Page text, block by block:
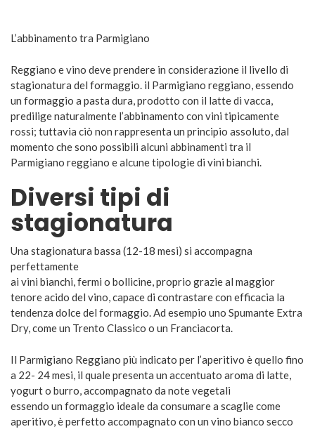
L’abbinamento tra Parmigiano
Reggiano e vino deve prendere in considerazione il livello di
stagionatura del formaggio. il Parmigiano reggiano, essendo
un formaggio a pasta dura, prodotto con il latte di vacca,
predilige naturalmente l’abbinamento con vini tipicamente
rossi; tuttavia ciò non rappresenta un principio assoluto, dal
momento che sono possibili alcuni abbinamenti tra il
Parmigiano reggiano e alcune tipologie di vini bianchi.
Diversi tipi di
stagionatura
Una stagionatura bassa (12-18 mesi) si accompagna
perfettamente
ai vini bianchi, fermi o bollicine, proprio grazie al maggior
tenore acido del vino, capace di contrastare con efficacia la
tendenza dolce del formaggio. Ad esempio uno Spumante Extra
Dry, come un Trento Classico o un Franciacorta.
Il Parmigiano Reggiano più indicato per l’aperitivo è quello fino
a 22- 24 mesi, il quale presenta un accentuato aroma di latte,
yogurt o burro, accompagnato da note vegetali
essendo un formaggio ideale da consumare a scaglie come
aperitivo, è perfetto accompagnato con un vino bianco secco